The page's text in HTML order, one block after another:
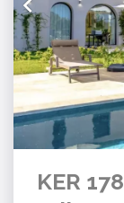
KER